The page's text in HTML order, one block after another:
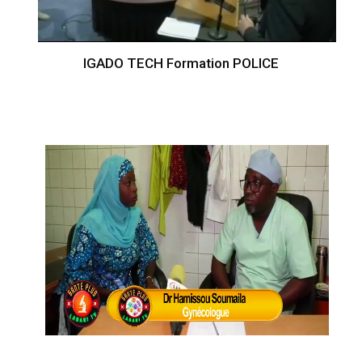
IGADO TECH Formation POLICE